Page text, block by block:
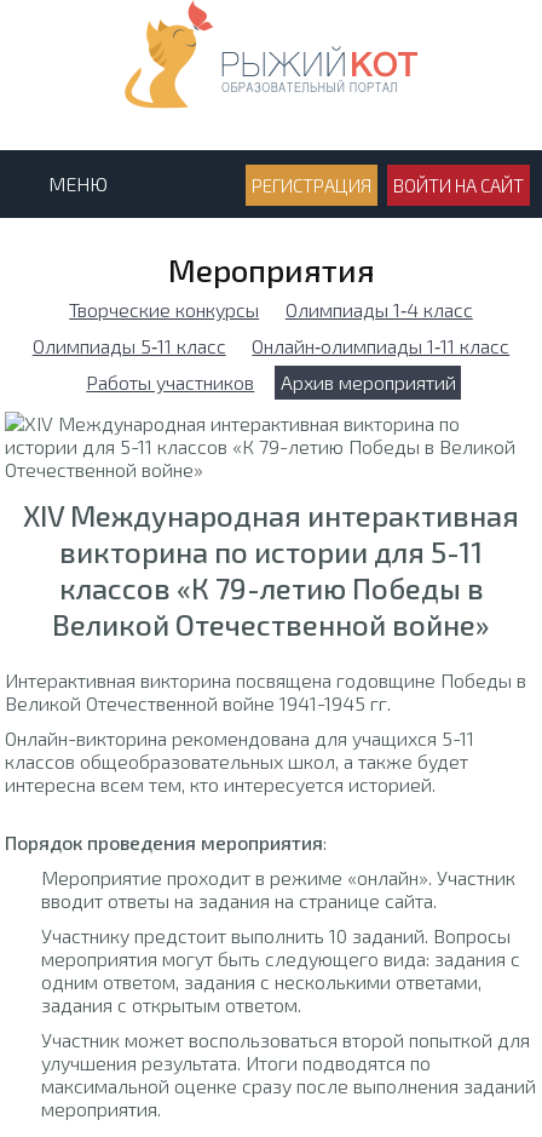
МЕНЮ РЕГИСТРАЦИЯ ВОЙТИ НА САЙТ
Мероприятия
Творческие конкурсы
Олимпиады 1‑4 класс
Олимпиады 5‑11 класс
Онлайн‑олимпиады 1‑11 класс
Работы участников
Архив мероприятий
XIV Международная интерактивная
викторина по истории для 5-11
классов «К 79-летию Победы в
Великой Отечественной войне»
Интерактивная викторина посвящена годовщине Победы в
Великой Отечественной войне 1941-1945 гг.
Онлайн-викторина рекомендована для учащихся 5-11
классов общеобразовательных школ, а также будет
интересна всем тем, кто интересуется историей.
Порядок проведения мероприятия:
Мероприятие проходит в режиме «онлайн». Участник
вводит ответы на задания на странице сайта.
Участнику предстоит выполнить 10 заданий. Вопросы
мероприятия могут быть следующего вида: задания с
одним ответом, задания с несколькими ответами,
задания с открытым ответом.
Участник может воспользоваться второй попыткой для
улучшения результата. Итоги подводятся по
максимальной оценке сразу после выполнения заданий
мероприятия.